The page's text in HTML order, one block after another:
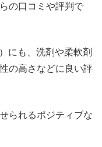
の口コミや評判で
にも、洗剤や柔軟剤
の高さなどに良い評
られるポジティブな